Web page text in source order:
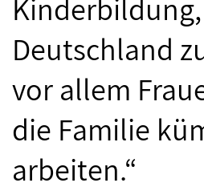
Deutschland
vor allem
die Familie
arbeiten.“